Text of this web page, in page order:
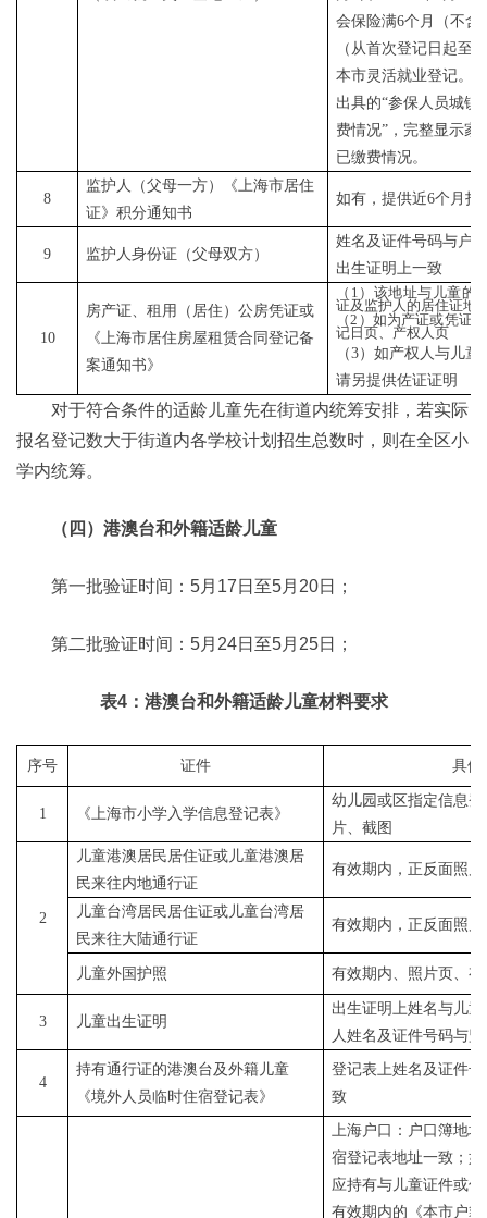
会保险满6个月（不含
（从首次登记日起至
本市灵活就业登记。
出具的“参保人员城镇
费情况”，完整显示家
已缴费情况。
8
监护人（父母一方）《上海市居住
证》积分通知书
如有，提供近6个月打
9 监护人身份证（父母双方）
姓名及证件号码与户
出生证明上一致
10
房产证、租用（居住）公房凭证或
《上海市居住房屋租赁合同登记备
案通知书》
（1）该地址与儿童的
证及监护人的居住证地
（2）如为产证或凭证
记日页、产权人页
（3）如产权人与儿
请另提供佐证证明
对于符合条件的适龄儿童先在街道内统筹安排，若实际
报名登记数大于街道内各学校计划招生总数时，则在全区小
学内统筹。
（四）港澳台和外籍适龄儿童
第一批验证时间：5月17日至5月20日；
第二批验证时间：5月24日至5月25日；
表4：港澳台和外籍适龄儿童材料要求
序号 证件 具体
1 《上海市小学入学信息登记表》
幼儿园或区指定信息
片、截图
2
儿童港澳居民居住证或儿童港澳居
民来往内地通行证
有效期内，正反面照片
儿童台湾居民居住证或儿童台湾居
民来往大陆通行证
有效期内，正反面照片
儿童外国护照 有效期内、照片页、
3 儿童出生证明
出生证明上姓名与儿
人姓名及证件号码与
4
持有通行证的港澳台及外籍儿童
《境外人员临时住宿登记表》
登记表上姓名及证件
致
上海户口：户口簿地
宿登记表地址一致；
应持有与儿童证件或
有效期内的《本市户